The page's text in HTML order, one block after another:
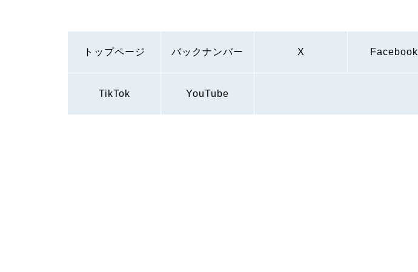
トップページ バックナンバー X Facebook
TikTok YouTube